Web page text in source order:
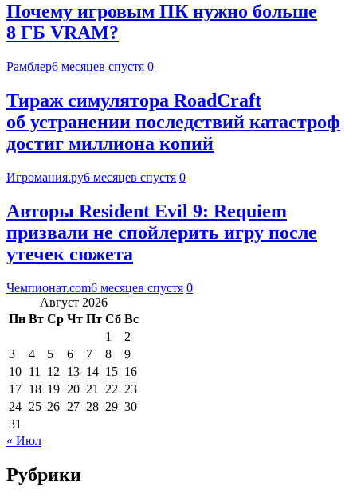
Почему игровым ПК нужно больше
8 ГБ VRAM?
Рамблер6 месяцев спустя 0
Тираж симулятора RoadCraft
об устранении последствий катастроф
достиг миллиона копий
Игромания.ру6 месяцев спустя 0
Авторы Resident Evil 9: Requiem
призвали не спойлерить игру после
утечек сюжета
Чемпионат.com6 месяцев спустя 0
Август 2026
Пн Вт Ср Чт Пт Сб Вс
1
2
3
4 5 6 7 8
9
10 11 12 13 14 15 16
17 18 19 20 21 22 23
24 25 26 27 28 29 30
31
« Июл
Рубрики